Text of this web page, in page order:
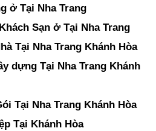
ở Tại Nha Trang
Sạn ở Tại Nha Trang
Tại Nha Trang Khánh Hòa
dựng Tại Nha Trang Khánh
Tại Nha Trang Khánh Hòa
Tại Khánh Hòa